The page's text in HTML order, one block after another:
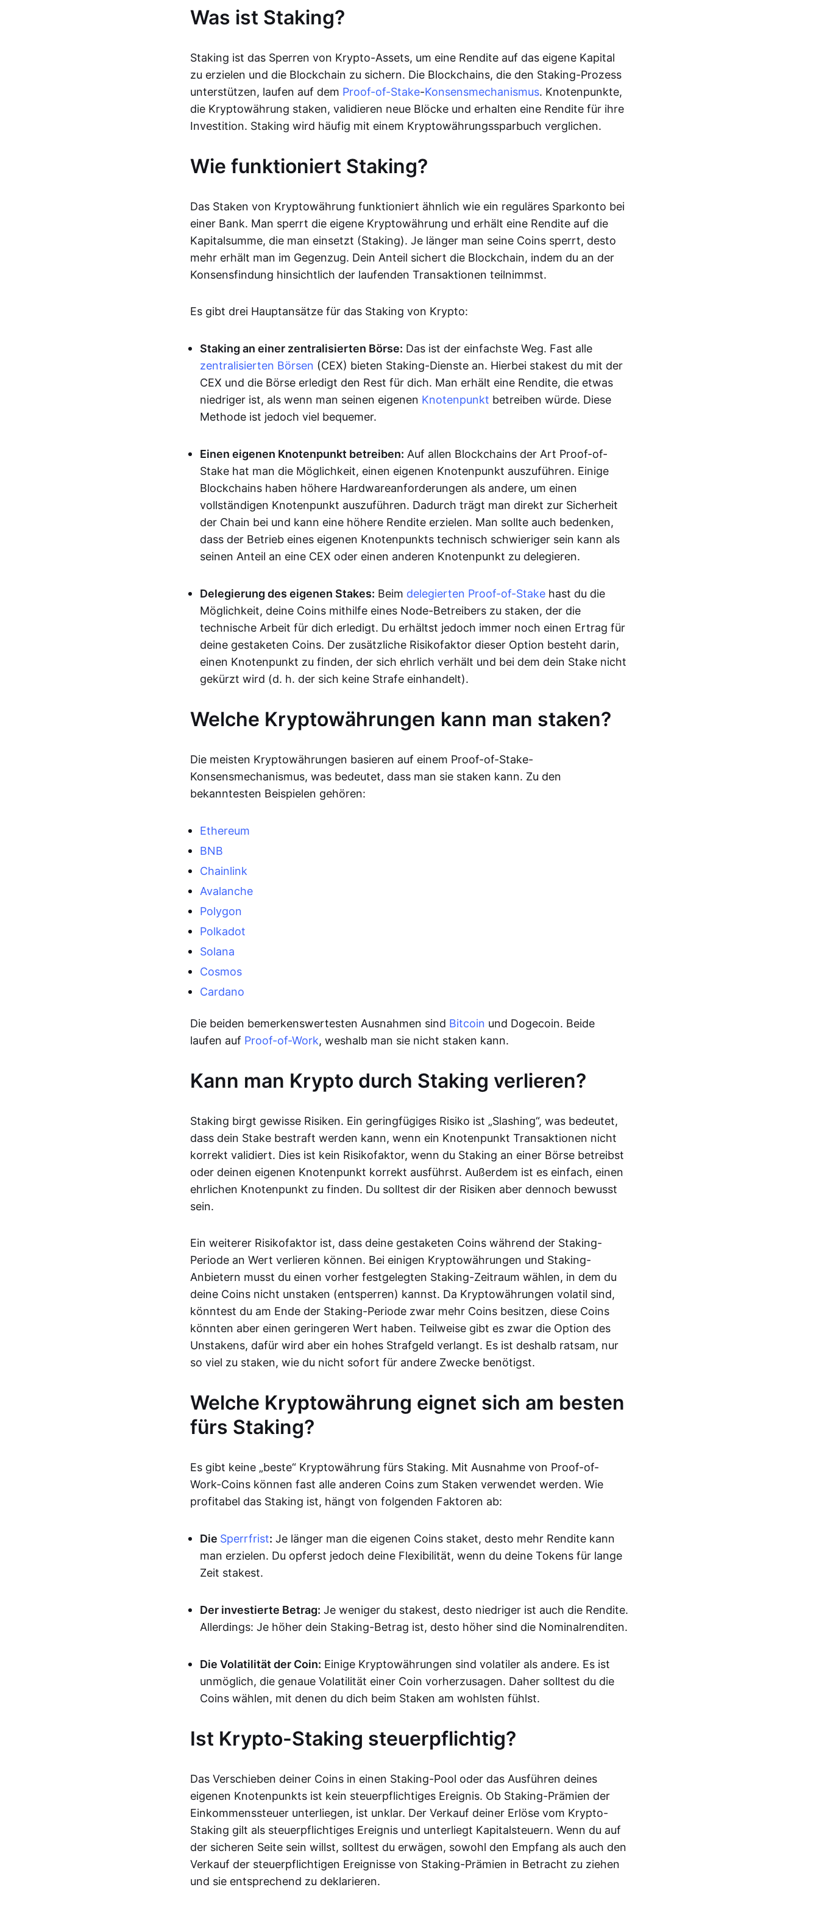
Was ist Staking?
Staking ist das Sperren von Krypto-Assets, um eine Rendite auf das eigene Kapital
zu erzielen und die Blockchain zu sichern. Die Blockchains, die den Staking-Prozess
unterstützen, laufen auf dem Proof-of-Stake-Konsensmechanismus. Knotenpunkte,
die Kryptowährung staken, validieren neue Blöcke und erhalten eine Rendite für ihre
Investition. Staking wird häufig mit einem Kryptowährungssparbuch verglichen.
Wie funktioniert Staking?
Das Staken von Kryptowährung funktioniert ähnlich wie ein reguläres Sparkonto bei
einer Bank. Man sperrt die eigene Kryptowährung und erhält eine Rendite auf die
Kapitalsumme, die man einsetzt (Staking). Je länger man seine Coins sperrt, desto
mehr erhält man im Gegenzug. Dein Anteil sichert die Blockchain, indem du an der
Konsensfindung hinsichtlich der laufenden Transaktionen teilnimmst.
Es gibt drei Hauptansätze für das Staking von Krypto:
Staking an einer zentralisierten Börse: Das ist der einfachste Weg. Fast alle
zentralisierten Börsen (CEX) bieten Staking-Dienste an. Hierbei stakest du mit der
CEX und die Börse erledigt den Rest für dich. Man erhält eine Rendite, die etwas
niedriger ist, als wenn man seinen eigenen Knotenpunkt betreiben würde. Diese
Methode ist jedoch viel bequemer.
Einen eigenen Knotenpunkt betreiben: Auf allen Blockchains der Art Proof-of-
Stake hat man die Möglichkeit, einen eigenen Knotenpunkt auszuführen. Einige
Blockchains haben höhere Hardwareanforderungen als andere, um einen
vollständigen Knotenpunkt auszuführen. Dadurch trägt man direkt zur Sicherheit
der Chain bei und kann eine höhere Rendite erzielen. Man sollte auch bedenken,
dass der Betrieb eines eigenen Knotenpunkts technisch schwieriger sein kann als
seinen Anteil an eine CEX oder einen anderen Knotenpunkt zu delegieren.
Delegierung des eigenen Stakes: Beim delegierten Proof-of-Stake hast du die
Möglichkeit, deine Coins mithilfe eines Node-Betreibers zu staken, der die
technische Arbeit für dich erledigt. Du erhältst jedoch immer noch einen Ertrag für
deine gestaketen Coins. Der zusätzliche Risikofaktor dieser Option besteht darin,
einen Knotenpunkt zu finden, der sich ehrlich verhält und bei dem dein Stake nicht
gekürzt wird (d. h. der sich keine Strafe einhandelt).
Welche Kryptowährungen kann man staken?
Die meisten Kryptowährungen basieren auf einem Proof-of-Stake-
Konsensmechanismus, was bedeutet, dass man sie staken kann. Zu den
bekanntesten Beispielen gehören:
Ethereum
BNB
Chainlink
Avalanche
Polygon
Polkadot
Solana
Cosmos
Cardano
Die beiden bemerkenswertesten Ausnahmen sind Bitcoin und Dogecoin. Beide
laufen auf Proof-of-Work, weshalb man sie nicht staken kann.
Kann man Krypto durch Staking verlieren?
Staking birgt gewisse Risiken. Ein geringfügiges Risiko ist „Slashing“, was bedeutet,
dass dein Stake bestraft werden kann, wenn ein Knotenpunkt Transaktionen nicht
korrekt validiert. Dies ist kein Risikofaktor, wenn du Staking an einer Börse betreibst
oder deinen eigenen Knotenpunkt korrekt ausführst. Außerdem ist es einfach, einen
ehrlichen Knotenpunkt zu finden. Du solltest dir der Risiken aber dennoch bewusst
sein.
Ein weiterer Risikofaktor ist, dass deine gestaketen Coins während der Staking-
Periode an Wert verlieren können. Bei einigen Kryptowährungen und Staking-
Anbietern musst du einen vorher festgelegten Staking-Zeitraum wählen, in dem du
deine Coins nicht unstaken (entsperren) kannst. Da Kryptowährungen volatil sind,
könntest du am Ende der Staking-Periode zwar mehr Coins besitzen, diese Coins
könnten aber einen geringeren Wert haben. Teilweise gibt es zwar die Option des
Unstakens, dafür wird aber ein hohes Strafgeld verlangt. Es ist deshalb ratsam, nur
so viel zu staken, wie du nicht sofort für andere Zwecke benötigst.
Welche Kryptowährung eignet sich am besten
fürs Staking?
Es gibt keine „beste“ Kryptowährung fürs Staking. Mit Ausnahme von Proof-of-
Work-Coins können fast alle anderen Coins zum Staken verwendet werden. Wie
profitabel das Staking ist, hängt von folgenden Faktoren ab:
Die Sperrfrist: Je länger man die eigenen Coins staket, desto mehr Rendite kann
man erzielen. Du opferst jedoch deine Flexibilität, wenn du deine Tokens für lange
Zeit stakest.
Der investierte Betrag: Je weniger du stakest, desto niedriger ist auch die Rendite.
Allerdings: Je höher dein Staking-Betrag ist, desto höher sind die Nominalrenditen.
Die Volatilität der Coin: Einige Kryptowährungen sind volatiler als andere. Es ist
unmöglich, die genaue Volatilität einer Coin vorherzusagen. Daher solltest du die
Coins wählen, mit denen du dich beim Staken am wohlsten fühlst.
Ist Krypto-Staking steuerpflichtig?
Das Verschieben deiner Coins in einen Staking-Pool oder das Ausführen deines
eigenen Knotenpunkts ist kein steuerpflichtiges Ereignis. Ob Staking-Prämien der
Einkommenssteuer unterliegen, ist unklar. Der Verkauf deiner Erlöse vom Krypto-
Staking gilt als steuerpflichtiges Ereignis und unterliegt Kapitalsteuern. Wenn du auf
der sicheren Seite sein willst, solltest du erwägen, sowohl den Empfang als auch den
Verkauf der steuerpflichtigen Ereignisse von Staking-Prämien in Betracht zu ziehen
und sie entsprechend zu deklarieren.